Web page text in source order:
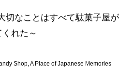
なことはすべて駄菓子屋が
れた～
Shop, A Place of Japanese Memories